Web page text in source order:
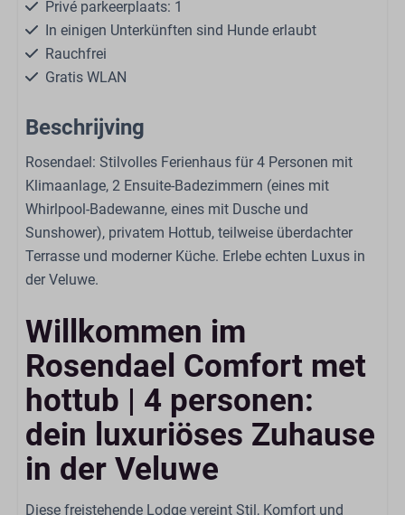
Privé parkeerplaats: 1
In einigen Unterkünften sind Hunde erlaubt
Rauchfrei
Gratis WLAN
Einzelstöckig
Selbstbedienungswäscherei
Wellness
Private Whirlpool
Klimatisierung
Offene Küche
Sitzbereich
Smart-TV
Küche
Beschrijving
Rosendael: Stilvolles Ferienhaus für 4 Personen mit
Klimaanlage, 2 Ensuite-Badezimmern (eines mit
Whirlpool-Badewanne, eines mit Dusche und
Sunshower), privatem Hottub, teilweise überdachter
Terrasse und moderner Küche. Erlebe echten Luxus in
der Veluwe.
Willkommen im
Rosendael Comfort met
hottub | 4 personen:
dein luxuriöses Zuhause
in der Veluwe
Diese freistehende Lodge vereint Stil, Komfort und